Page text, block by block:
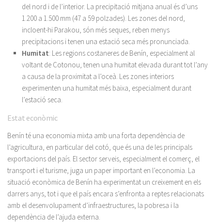
del nord i de l’interior. La precipitació mitjana anual és d’uns
1.200 a 1.500 mm (47 a 59 polzades). Les zones del nord,
incloent-hi Parakou, són més seques, reben menys
precipitacions i tenen una estació seca més pronunciada.
Humitat: Les regions costaneres de Benín, especialment al
voltant de Cotonou, tenen una humitat elevada durant tot l’any
a causa de la proximitat a l’oceà. Les zones interiors
experimenten una humitat més baixa, especialment durant
l’estació seca.
Estat econòmic
Benín té una economia mixta amb una forta dependència de
l’agricultura, en particular del cotó, que és una de les principals
exportacions del país. El sector serveis, especialment el comerç, el
transport i el turisme, juga un paper important en l’economia. La
situació econòmica de Benín ha experimentat un creixement en els
darrers anys, tot i que el país encara s’enfronta a reptes relacionats
amb el desenvolupament d’infraestructures, la pobresa i la
dependència de l’ajuda externa.